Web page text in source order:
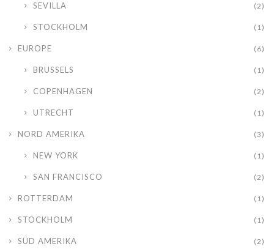
SEVILLA (2)
STOCKHOLM (1)
EUROPE (6)
BRUSSELS (1)
COPENHAGEN (2)
UTRECHT (1)
NORD AMERIKA (3)
NEW YORK (1)
SAN FRANCISCO (2)
ROTTERDAM (1)
STOCKHOLM (1)
SÜD AMERIKA (2)